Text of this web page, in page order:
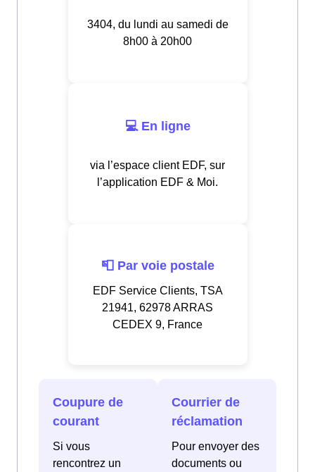
3404, du lundi au samedi de
8h00 à 20h00
💻 En ligne
via l’espace client EDF, sur
l’application EDF & Moi.
📮 Par voie postale
EDF Service Clients, TSA
21941, 62978 ARRAS
CEDEX 9, France
Coupure de
courant
Si vous
rencontrez un
Courrier de
réclamation
Pour envoyer des
documents ou